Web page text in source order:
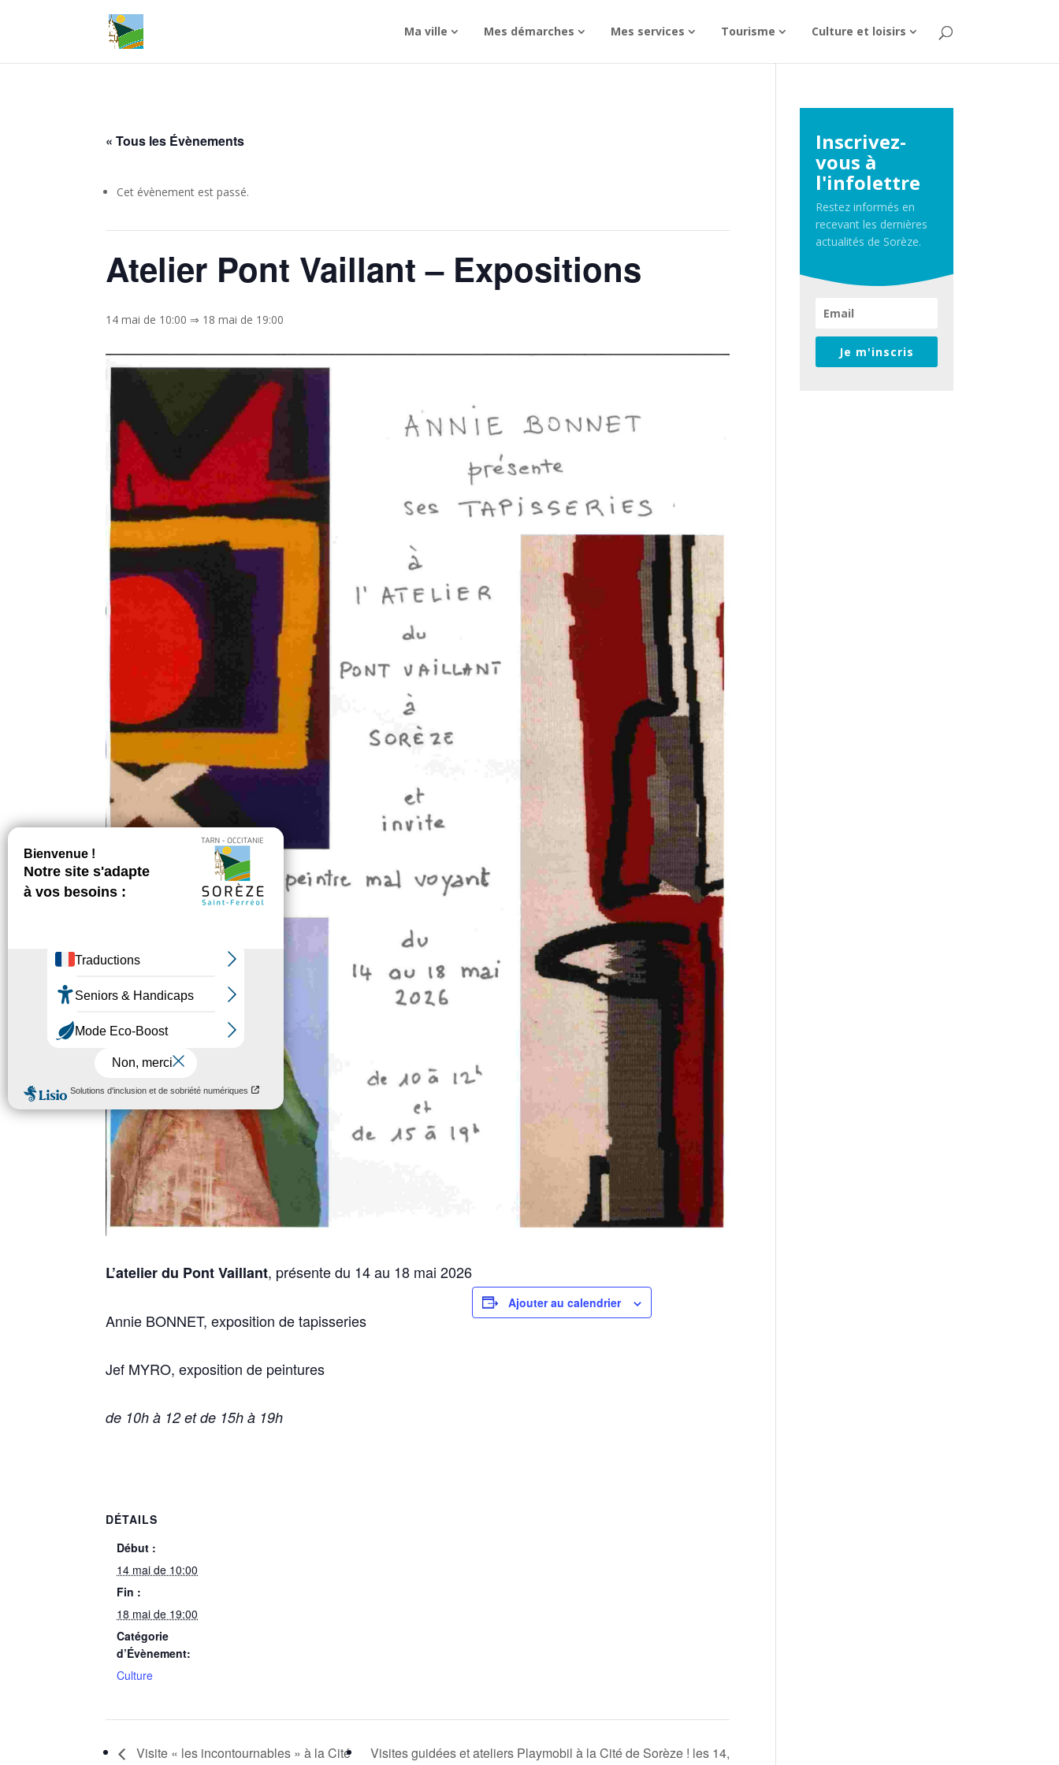
Ma ville Mes démarches Mes services Tourisme Culture et loisirs
« Tous les Évènements
Cet évènement est passé.
Atelier Pont Vaillant – Expositions
14 mai de 10:00 ⇒ 18 mai de 19:00
L’atelier du Pont Vaillant, présente du 14 au 18 mai 2026
Annie BONNET, exposition de tapisseries
Jef MYRO, exposition de peintures
de 10h à 12 et de 15h à 19h
Ajouter au calendrier
DÉTAILS
Début :
14 mai de 10:00
Fin :
18 mai de 19:00
Catégorie
d’Évènement:
Culture
Visite « les incontournables » à la Cité Visites guidées et ateliers Playmobil à la Cité de Sorèze ! les 14,
Inscrivez-
vous à
l'infolettre
Restez informés en
recevant les dernières
actualités de Sorèze.
Je m'inscris